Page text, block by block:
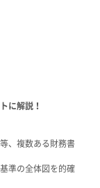
に解説！
、複数ある財務書
準の全体図を的確